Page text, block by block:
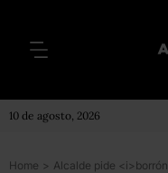
10 de agosto, 2026
Home >